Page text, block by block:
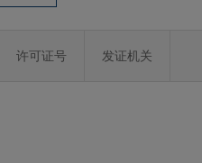
许可证号 发证机关